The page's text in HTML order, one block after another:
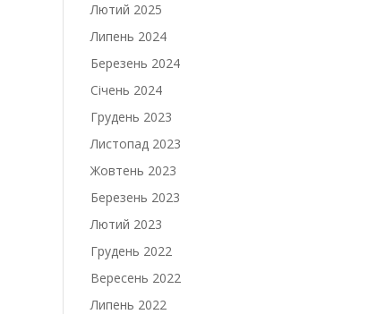
Лютий 2025
Липень 2024
Березень 2024
Січень 2024
Грудень 2023
Листопад 2023
Жовтень 2023
Березень 2023
Лютий 2023
Грудень 2022
Вересень 2022
Липень 2022